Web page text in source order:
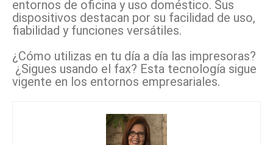
entornos de oficina y uso doméstico. Sus
dispositivos destacan por su facilidad de uso,
fiabilidad y funciones versátiles.
¿Cómo utilizas en tu día a día las impresoras?
¿Sigues usando el fax? Esta tecnología sigue
vigente en los entornos empresariales.